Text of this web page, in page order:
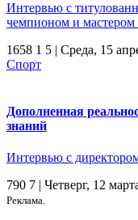
Интервью с
чемпионом и мастером
1658 1 5 | Среда, 15
Спорт
Дополненная
знаний
Интервью с
790 7 | Четверг, 12
Реклама.